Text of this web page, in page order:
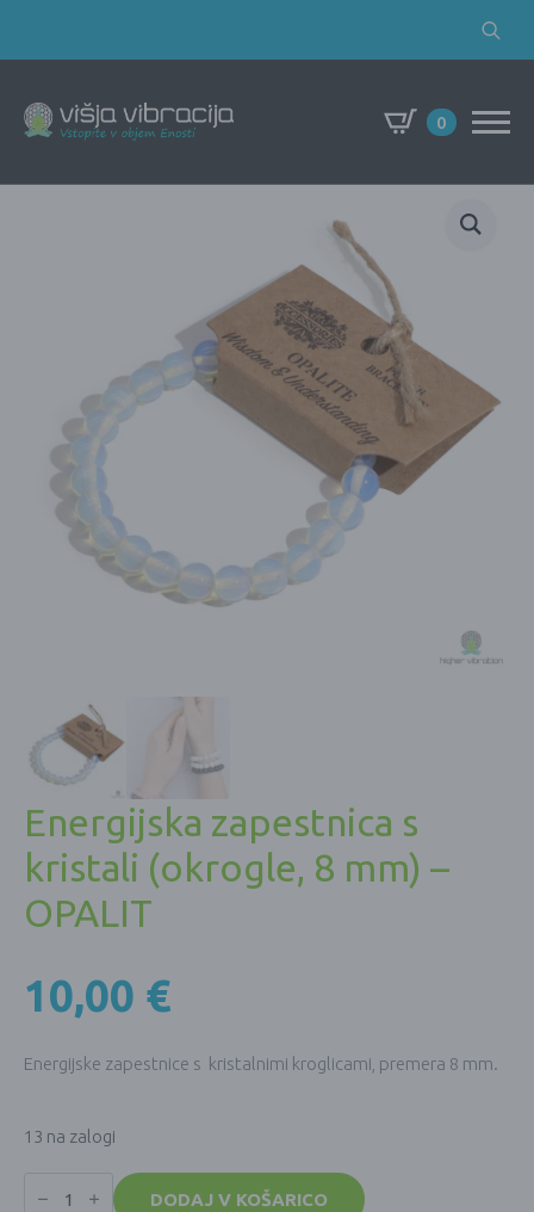
Search
0
Energijska zapestnica s
kristali (okrogle, 8 mm) –
OPALIT
10,00 €
Energijske zapestnice s kristalnimi kroglicami, premera 8 mm.
13 na zalogi
zapestnica
DODAJ V KOŠARICO